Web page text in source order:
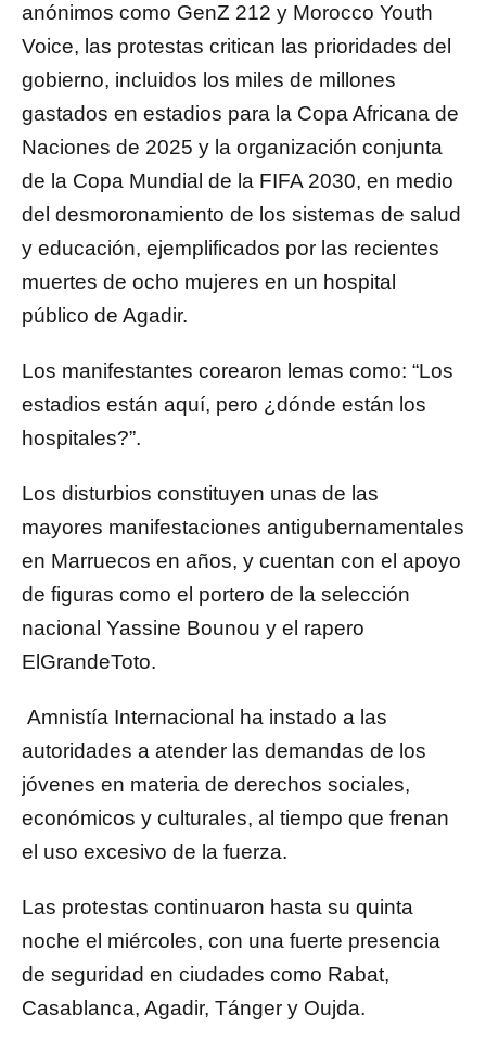
anónimos como GenZ 212 y Morocco Youth
Voice, las protestas critican las prioridades del
gobierno, incluidos los miles de millones
gastados en estadios para la Copa Africana de
Naciones de 2025 y la organización conjunta
de la Copa Mundial de la FIFA 2030, en medio
del desmoronamiento de los sistemas de salud
y educación, ejemplificados por las recientes
muertes de ocho mujeres en un hospital
público de Agadir.
Los manifestantes corearon lemas como: “Los
estadios están aquí, pero ¿dónde están los
hospitales?”.
Los disturbios constituyen unas de las
mayores manifestaciones antigubernamentales
en Marruecos en años, y cuentan con el apoyo
de figuras como el portero de la selección
nacional Yassine Bounou y el rapero
ElGrandeToto.
Amnistía Internacional ha instado a las
autoridades a atender las demandas de los
jóvenes en materia de derechos sociales,
económicos y culturales, al tiempo que frenan
el uso excesivo de la fuerza.
Las protestas continuaron hasta su quinta
noche el miércoles, con una fuerte presencia
de seguridad en ciudades como Rabat,
Casablanca, Agadir, Tánger y Oujda.